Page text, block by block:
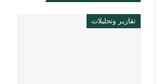
تقارير وتحليلات